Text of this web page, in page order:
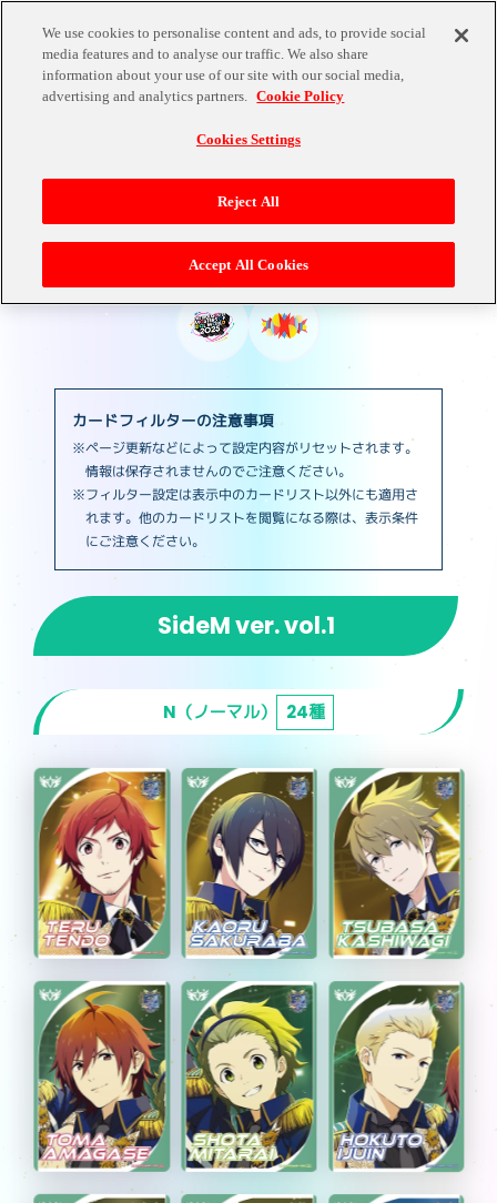
CARD LIST
カードフィルターの注意事項
※ページ更新などによって設定内容がリセットされます。
情報は保存されませんのでご注意ください。
※フィルター設定は表示中のカードリスト以外にも適用さ
れます。他のカードリストを閲覧になる際は、表示条件
にご注意ください。
SideM ver. vol.1
N（ノーマル） 24種
We use cookies to personalise content and ads, to provide social
media features and to analyse our traffic. We also share
information about your use of our site with our social media,
advertising and analytics partners. Cookie Policy
Cookies Settings
Reject All
Accept All Cookies